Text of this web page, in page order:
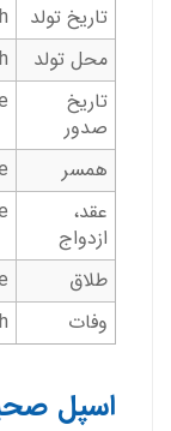
تاریخ تولد
محل تولد
تاریخ
صدور
همسر
عقد،
ازدواج
طلاق
وفات
اسپل